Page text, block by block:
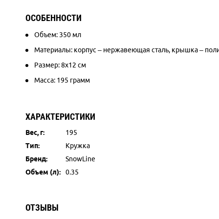
ОСОБЕННОСТИ
Объем: 350 мл
Материалы: корпус – нержавеющая сталь, крышка –
Размер: 8х12 см
Масса: 195 грамм
ХАРАКТЕРИСТИКИ
Вес, г:
195
Тип:
Кружка
Бренд:
SnowLine
Объем (л):
0.35
ОТЗЫВЫ